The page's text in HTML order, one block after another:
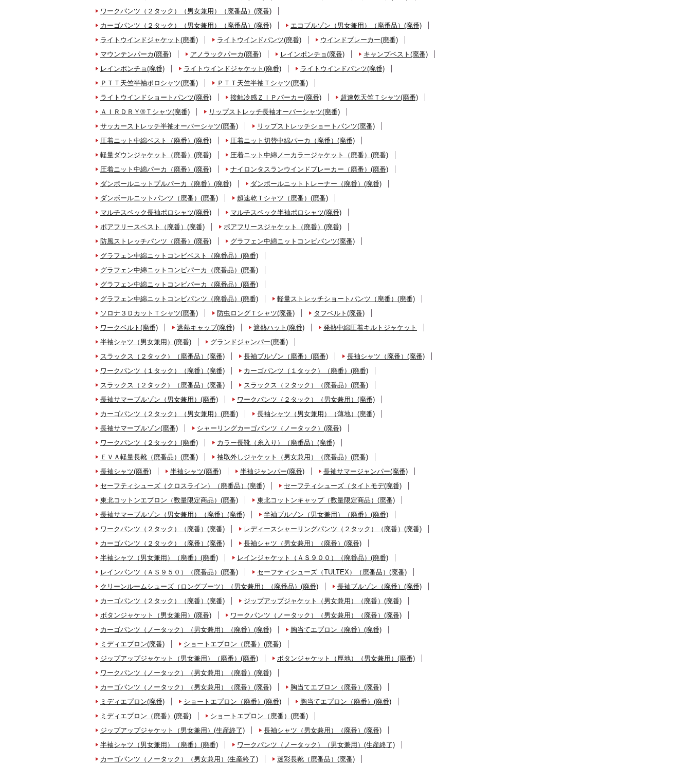
ワークパンツ（２タック）（男女兼用）（廃番品）(廃番)
カーゴパンツ（２タック）（男女兼用）（廃番品）(廃番)
エコブルゾン（男女兼用）（廃番品）(廃番)
ライトウインドジャケット(廃番)
ライトウインドパンツ(廃番)
ウインドブレーカー(廃番)
マウンテンパーカ(廃番)
アノラックパーカ(廃番) レインポンチョ(廃番)
キャンプベスト(廃番)
レインポンチョ(廃番)
ライトウインドジャケット(廃番)
ライトウインドパンツ(廃番)
ＰＴＴ天竺半袖ポロシャツ(廃番)
ＰＴＴ天竺半袖Ｔシャツ(廃番)
ライトウインドショートパンツ(廃番)
接触冷感ＺＩＰパーカー(廃番)
超速乾天竺Ｔシャツ(廃番)
ＡＩＲＤＲＹ®Ｔシャツ(廃番)
リップストレッチ長袖オーバーシャツ(廃番)
サッカーストレッチ半袖オーバーシャツ(廃番)
リップストレッチショートパンツ(廃番)
圧着ニット中綿ベスト（廃番）(廃番)
圧着ニット切替中綿パーカ（廃番）(廃番)
軽量ダウンジャケット（廃番）(廃番)
圧着ニット中綿ノーカラージャケット（廃番）(廃番)
圧着ニット中綿パーカ（廃番）(廃番)
ナイロンタスランウインドブレーカー（廃番）(廃番)
ダンボールニットプルパーカ（廃番）(廃番)
ダンボールニットトレーナー（廃番）(廃番)
ダンボールニットパンツ（廃番）(廃番)
超速乾Ｔシャツ（廃番）(廃番)
マルチスペック長袖ポロシャツ(廃番)
マルチスペック半袖ポロシャツ(廃番)
ボアフリースベスト（廃番）(廃番)
ボアフリースジャケット（廃番）(廃番)
防風ストレッチパンツ（廃番）(廃番)
グラフェン中綿ニットコンビパンツ(廃番)
グラフェン中綿ニットコンビベスト（廃番品）(廃番)
グラフェン中綿ニットコンビパーカ（廃番品）(廃番)
グラフェン中綿ニットコンビパーカ（廃番品）(廃番)
グラフェン中綿ニットコンビパンツ（廃番品）(廃番)
軽量ストレッチショートパンツ（廃番）(廃番)
ソロナ３ＤカットＴシャツ(廃番)
防虫ロングＴシャツ(廃番)
タフベルト(廃番)
ワークベルト(廃番)
遮熱キャップ(廃番) 遮熱ハット(廃番)
発熱中綿圧着キルトジャケット
半袖シャツ（男女兼用）(廃番)
グランドジャンパー(廃番)
スラックス（２タック）（廃番品）(廃番)
長袖ブルゾン（廃番）(廃番)
長袖シャツ（廃番）(廃番)
ワークパンツ（１タック）（廃番）(廃番)
カーゴパンツ（１タック）（廃番）(廃番)
スラックス（２タック）（廃番品）(廃番)
スラックス（２タック）（廃番品）(廃番)
長袖サマーブルゾン（男女兼用）(廃番)
ワークパンツ（２タック）（男女兼用）(廃番)
カーゴパンツ（２タック）（男女兼用）(廃番)
長袖シャツ（男女兼用）（薄地）(廃番)
長袖サマーブルゾン(廃番)
シャーリングカーゴパンツ（ノータック）(廃番)
ワークパンツ（２タック）(廃番)
カラー長靴（糸入り）（廃番品）(廃番)
ＥＶＡ軽量長靴（廃番品）(廃番)
袖取外しジャケット（男女兼用）（廃番品）(廃番)
長袖シャツ(廃番)
半袖シャツ(廃番) 半袖ジャンパー(廃番)
長袖サマージャンパー(廃番)
セーフティシューズ（クロスライン）（廃番品）(廃番)
セーフティシューズ（タイトモデ(廃番)
東北コットンエプロン（数量限定商品）(廃番)
東北コットンキャップ（数量限定商品）(廃番)
長袖サマーブルゾン（男女兼用）（廃番）(廃番)
半袖ブルゾン（男女兼用）（廃番）(廃番)
ワークパンツ（２タック）（廃番）(廃番)
レディースシャーリングパンツ（２タック）（廃番）(廃番)
カーゴパンツ（２タック）（廃番）(廃番)
長袖シャツ（男女兼用）（廃番）(廃番)
半袖シャツ（男女兼用）（廃番）(廃番)
レインジャケット（ＡＳ９００）（廃番品）(廃番)
レインパンツ（ＡＳ９５０）（廃番品）(廃番)
セーフティシューズ（TULTEX）（廃番品）(廃番)
クリーンルームシューズ（ロングブーツ）（男女兼用）（廃番品）(廃番)
長袖ブルゾン（廃番）(廃番)
カーゴパンツ（２タック）（廃番）(廃番)
ジップアップジャケット（男女兼用）（廃番）(廃番)
ボタンジャケット（男女兼用）(廃番)
ワークパンツ（ノータック）（男女兼用）（廃番）(廃番)
カーゴパンツ（ノータック）（男女兼用）（廃番）(廃番)
胸当てエプロン（廃番）(廃番)
ミディエプロン(廃番)
ショートエプロン（廃番）(廃番)
ジップアップジャケット（男女兼用）（廃番）(廃番)
ボタンジャケット（厚地）（男女兼用）(廃番)
ワークパンツ（ノータック）（男女兼用）（廃番）(廃番)
カーゴパンツ（ノータック）（男女兼用）（廃番）(廃番)
胸当てエプロン（廃番）(廃番)
ミディエプロン(廃番)
ショートエプロン（廃番）(廃番)
胸当てエプロン（廃番）(廃番)
ミディエプロン（廃番）(廃番)
ショートエプロン（廃番）(廃番)
ジップアップジャケット（男女兼用）(生産終了)
長袖シャツ（男女兼用）（廃番）(廃番)
半袖シャツ（男女兼用）（廃番）(廃番)
ワークパンツ（ノータック）（男女兼用）(生産終了)
カーゴパンツ（ノータック）（男女兼用）(生産終了)
迷彩長靴（廃番品）(廃番)